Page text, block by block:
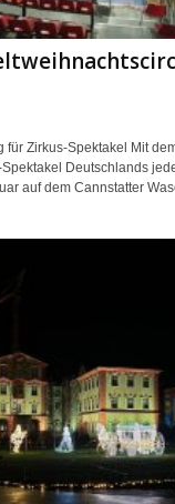
für Zirkus-Spektakel Mit
Deutschlands
auf dem Cannstatter